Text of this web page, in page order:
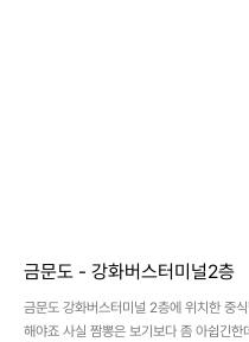
금문도 - 강화버스터미널2층
금문도 강화버스터미널 2층에 위치한 중
해야죠 사실 짬뽕은 보기보다 좀 아쉽긴